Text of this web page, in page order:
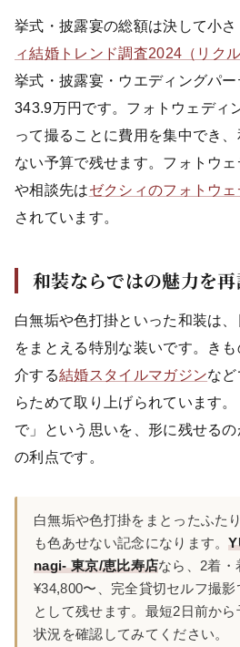
挙式・披露宴の総額は決して小さ
ィ結婚トレンド調査2024（リクル
挙式・披露宴・ウエディングパ
343.9万円です。フォトウェディ
って撮ることに費用を集中でき
ない予算で残せます。フォトウ
や相談先はゼクシィのフォトウ
されています。
和装ならではの魅力を
白無垢や色打掛といった和装は
をまとえる特別な装いです。き
介する結婚スタイルマガジンな
らためて取り上げられています
で」という思いを、形に残せる
の利点です。
白無垢や色打掛をまとったふた
も色あせない記念になります。
nagi- 東京/恵比寿店なら、2着・
¥34,800〜、完全貸切セルフ撮
として残せます。最短2日前か
状況を確認してみてください。